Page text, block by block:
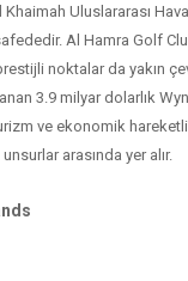
Uluslararası
Al Hamra Golf
noktalar da yakın
3.9 milyar dolarlık
ve ekonomik
arasında yer alır.